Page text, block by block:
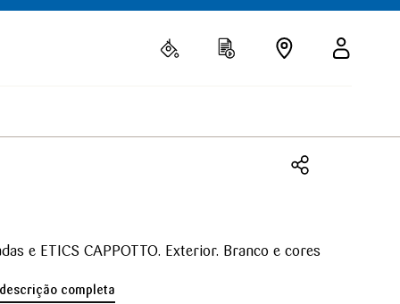
e ETICS CAPPOTTO. Exterior. Branco e cores
completa